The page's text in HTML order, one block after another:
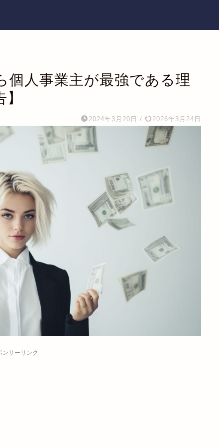
個人事業主が最強である理
2024年3月20日 / 2026年3月24日
ンサーリンク